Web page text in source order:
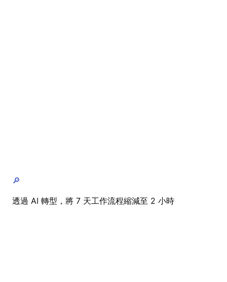
🔎
透過 AI 轉型，將 7 天工作流程縮減至 2 小時